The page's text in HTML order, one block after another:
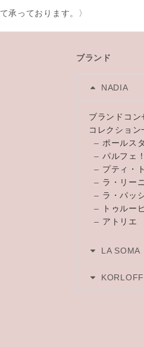
承っております。〉
ブランド
NADIA
ブランドコン
コレクション
– ポールス
– パルフェ！
– プティ・
– ラ・リー
– ラ・パッ
–
トゥルー
– アトリエ
LA SOMA
KORLOFF